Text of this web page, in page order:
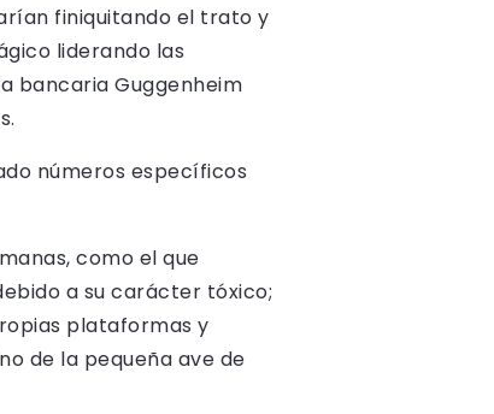
finiquitando el trato y
liderando las
bancaria Guggenheim
números específicos
como el que
a su carácter tóxico;
plataformas y
de la pequeña ave de